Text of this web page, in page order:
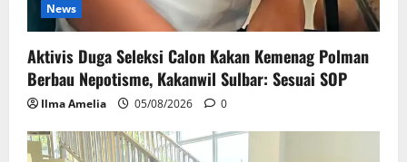
News
Aktivis Duga Seleksi Calon Kakan Kemenag Polman
Berbau Nepotisme, Kakanwil Sulbar: Sesuai SOP
Ilma Amelia 05/08/2026 0